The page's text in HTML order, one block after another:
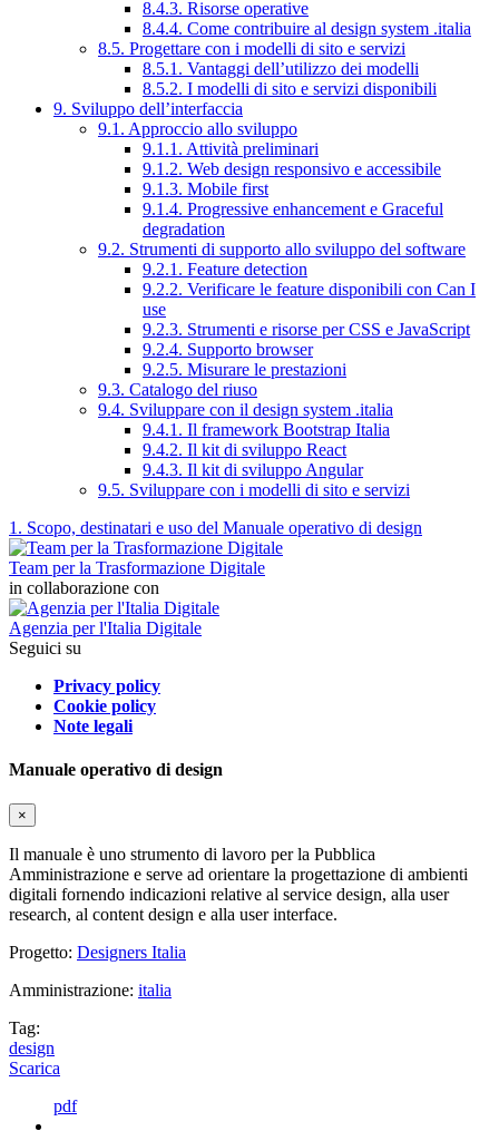
8.4.3. Risorse operative
8.4.4. Come contribuire al design system .italia
8.5. Progettare con i modelli di sito e servizi
8.5.1. Vantaggi dell’utilizzo dei modelli
8.5.2. I modelli di sito e servizi disponibili
9. Sviluppo dell’interfaccia
9.1. Approccio allo sviluppo
9.1.1. Attività preliminari
9.1.2. Web design responsivo e accessibile
9.1.3. Mobile first
9.1.4. Progressive enhancement e Graceful
degradation
9.2. Strumenti di supporto allo sviluppo del software
9.2.1. Feature detection
9.2.2. Verificare le feature disponibili con Can I
use
9.2.3. Strumenti e risorse per CSS e JavaScript
9.2.4. Supporto browser
9.2.5. Misurare le prestazioni
9.3. Catalogo del riuso
9.4. Sviluppare con il design system .italia
9.4.1. Il framework Bootstrap Italia
9.4.2. Il kit di sviluppo React
9.4.3. Il kit di sviluppo Angular
9.5. Sviluppare con i modelli di sito e servizi
1. Scopo, destinatari e uso del Manuale operativo di design
Team per la Trasformazione Digitale
in collaborazione con
Agenzia per l'Italia Digitale
Seguici su
Privacy policy
Cookie policy
Note legali
Manuale operativo di design
×
Il manuale è uno strumento di lavoro per la Pubblica
Amministrazione e serve ad orientare la progettazione di ambienti
digitali fornendo indicazioni relative al service design, alla user
research, al content design e alla user interface.
Progetto: Designers Italia
Amministrazione: italia
Tag:
design
Scarica
pdf